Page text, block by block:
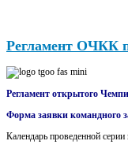
Регламент ОЧКК
Регламент открытого
Форма заявки командного
Календарь проведенной